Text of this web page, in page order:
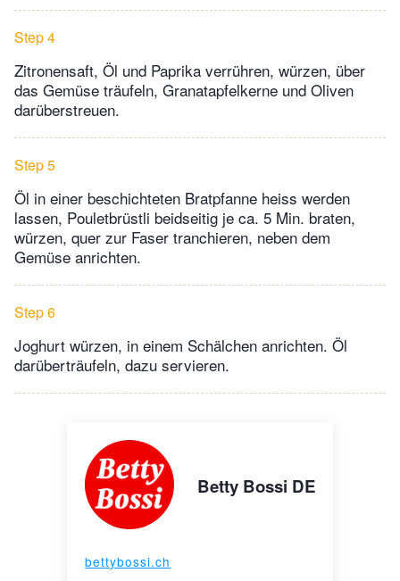
Step 4
Zitronensaft, Öl und Paprika verrühren, würzen, über
das Gemüse träufeln, Granatapfelkerne und Oliven
darüberstreuen.
Step 5
Öl in einer beschichteten Bratpfanne heiss werden
lassen, Pouletbrüstli beidseitig je ca. 5 Min. braten,
würzen, quer zur Faser tranchieren, neben dem
Gemüse anrichten.
Step 6
Joghurt würzen, in einem Schälchen anrichten. Öl
darüberträufeln, dazu servieren.
Betty Bossi DE
bettybossi.ch